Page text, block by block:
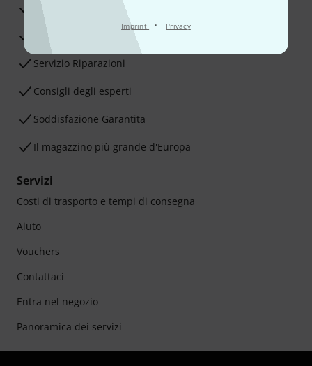
Imprint · Privacy
3 anni di garanzia Thomann
30 giorni di garanzia soddisfatti o rimborsati
Servizio Riparazioni
Consigli degli esperti
Soddisfazione Garantita
Il magazzino più grande d'Europa
Servizi
Costi di trasporto e tempi di consegna
Aiuto
Vouchers
Contattaci
Entra nel negozio
Panoramica dei servizi